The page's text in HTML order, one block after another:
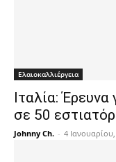
Ελαιοκαλλιέργεια
Ιταλία:
σε 50
Johnny Ch. - 4